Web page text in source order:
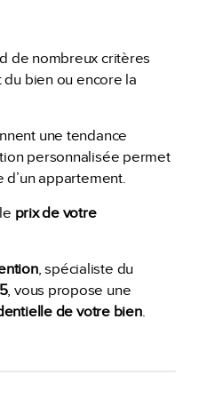
de nombreux critères
du bien ou encore la
une tendance
personnalisée permet
appartement.
prix de votre
, spécialiste du
, vous propose une
de votre bien.